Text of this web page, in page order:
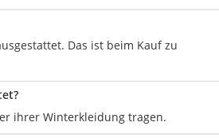
Das ist beim Kauf zu
ihrer Winterkleidung tragen.